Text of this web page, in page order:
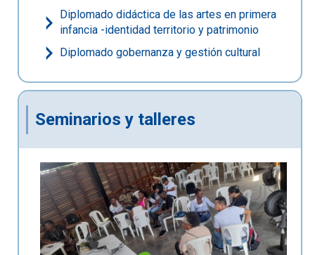
Diplomado didáctica de las artes en primera
infancia -identidad territorio y patrimonio
Diplomado gobernanza y gestión cultural
Seminarios y talleres